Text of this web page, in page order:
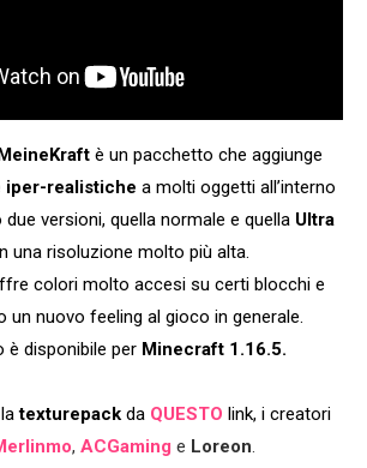
è un pacchetto che aggiunge
iper-realistiche a molti oggetti all’interno
versioni, quella normale e quella Ultra
una risoluzione molto più alta.
colori molto accesi su certi blocchi e
un nuovo feeling al gioco in generale.
è disponibile per Minecraft 1.16.5.
latexturepack da QUESTO link, i creatori
, ACGaming e Loreon.